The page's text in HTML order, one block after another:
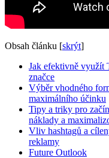
Obsah článku [skrýt]
Jak efektivně využít
značce
Výběr vhodného
maximálního účinku
Tipy a triky pro
náklady a
Vliv hashtagů a
reklamy
Future Outlook